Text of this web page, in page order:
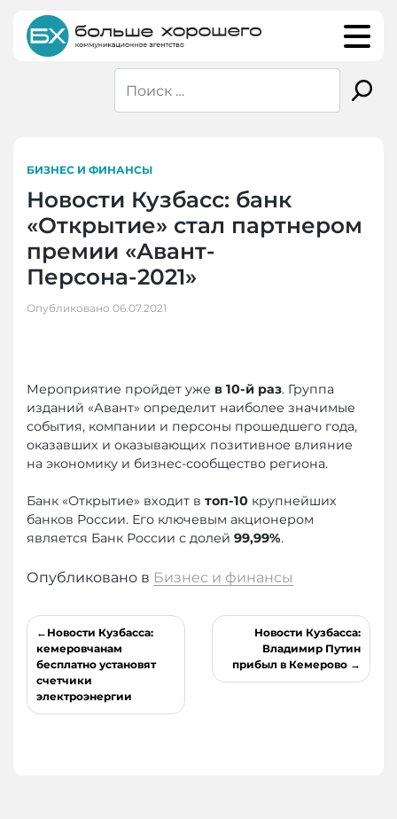
content
БИЗНЕС И ФИНАНСЫ
Новости Кузбасс: банк
«Открытие» стал партнером
премии «Авант-
Персона-2021»
Опубликовано 06.07.2021
Мероприятие пройдет уже в 10-й раз. Группа
изданий «Авант» определит наиболее значимые
события, компании и персоны прошедшего года,
оказавших и оказывающих позитивное влияние
на экономику и бизнес-сообщество региона.
Банк «Открытие» входит в топ-10 крупнейших
банков России. Его ключевым акционером
является Банк России с долей 99,99%.
Опубликовано в Бизнес и финансы
Навигация
по
записям
Новости Кузбасса:
кемеровчанам
бесплатно установят
счетчики
электроэнергии
Новости Кузбасса:
Владимир Путин
прибыл в Кемерово